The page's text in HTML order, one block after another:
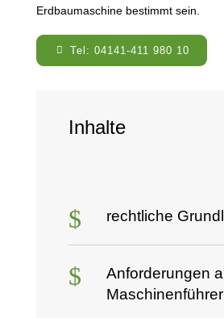
Erdbaumaschine bestimmt sein.
Tel: 04141-411 980 10
Inhalte
$ rechtliche
$
Anforderungen
Maschinenführer